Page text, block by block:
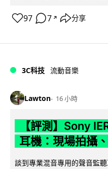
97 7 ↗ 分享
3C科技 流動音樂
Lawton 16 小時
【評測】Sony
耳機：現場拍攝
談到專業混音專用的聲音監